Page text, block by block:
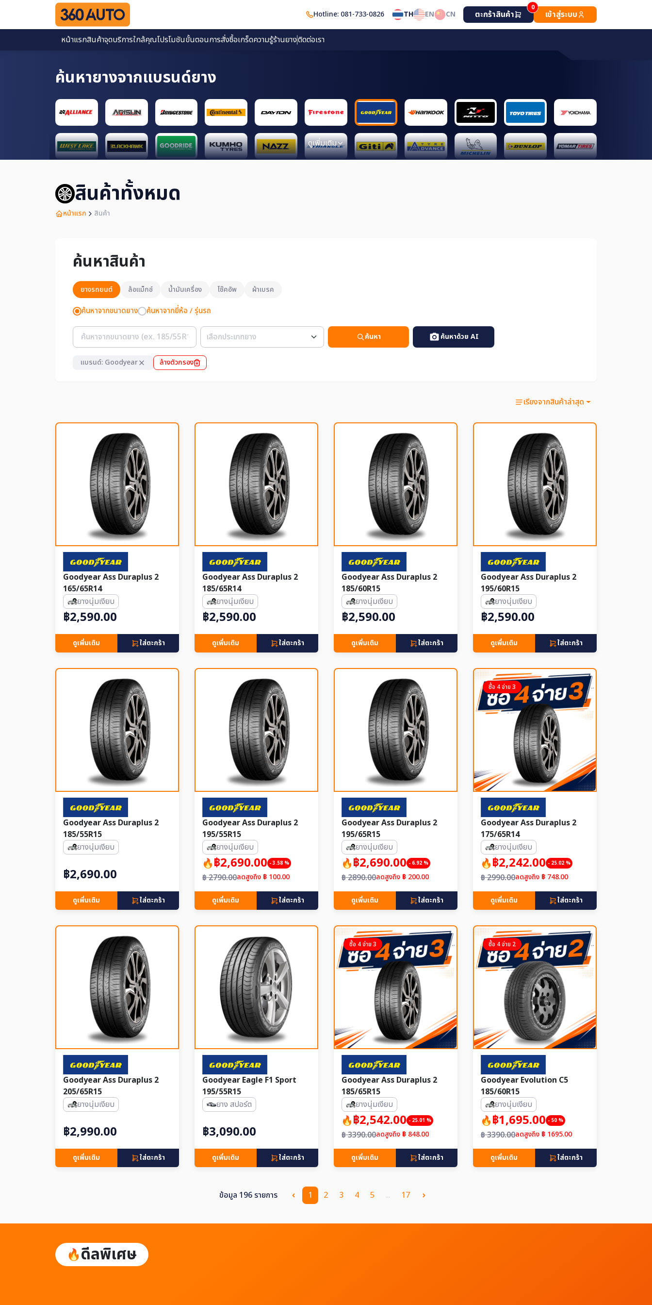
Hotline: 081-733-0826 TH EN CN ตะกร้าสินค้า
0
เข้าสู่ระบบ
หน้าแรกสินค้าจุดบริการใกล้คุณโปรโมชันขั้นตอนการสั่งซื้อเกร็ดความรู้ร้านยางติดต่อเรา
ค้นหายางจากแบรนด์ยาง
ดูเพิ่มเติม
สินค้าทั้งหมด
หน้าแรก สินค้า
ค้นหาสินค้า
ยางรถยนต์ ล้อแม็กซ์ น้ำมันเครื่อง โช๊คอัพ ผ้าเบรค
ค้นหาจากขนาดยาง ค้นหาจากยี่ห้อ / รุ่นรถ
ค้นหา ค้นหาด้วย AI
แบรนด์: Goodyear ล้างตัวกรอง
เรียงจากสินค้าล่าสุด
Goodyear Ass Duraplus 2
165/65R14
ยางนุ่มเงียบ
฿2,590.00
ดูเพิ่มเติม ใส่ตะกร้า
Goodyear Ass Duraplus 2
185/65R14
ยางนุ่มเงียบ
฿2,590.00
ดูเพิ่มเติม ใส่ตะกร้า
Goodyear Ass Duraplus 2
185/60R15
ยางนุ่มเงียบ
฿2,590.00
ดูเพิ่มเติม ใส่ตะกร้า
Goodyear Ass Duraplus 2
195/60R15
ยางนุ่มเงียบ
฿2,590.00
ดูเพิ่มเติม ใส่ตะกร้า
Goodyear Ass Duraplus 2
185/55R15
ยางนุ่มเงียบ
฿2,690.00
ดูเพิ่มเติม ใส่ตะกร้า
Goodyear Ass Duraplus 2
195/55R15
ยางนุ่มเงียบ
฿2,690.00 - 3.58 %
฿ 2790.00ลดสูงถึง ฿ 100.00
ดูเพิ่มเติม ใส่ตะกร้า
Goodyear Ass Duraplus 2
195/65R15
ยางนุ่มเงียบ
฿2,690.00 - 6.92 %
฿ 2890.00ลดสูงถึง ฿ 200.00
ดูเพิ่มเติม ใส่ตะกร้า
ซื้อ 4 จ่าย 3
Goodyear Ass Duraplus 2
175/65R14
ยางนุ่มเงียบ
฿2,242.00 - 25.02 %
฿ 2990.00ลดสูงถึง ฿ 748.00
ดูเพิ่มเติม ใส่ตะกร้า
Goodyear Ass Duraplus 2
205/65R15
ยางนุ่มเงียบ
฿2,990.00
ดูเพิ่มเติม ใส่ตะกร้า
Goodyear Eagle F1 Sport
195/55R15
ยาง สปอร์ต
฿3,090.00
ดูเพิ่มเติม ใส่ตะกร้า
ซื้อ 4 จ่าย 3
Goodyear Ass Duraplus 2
185/65R15
ยางนุ่มเงียบ
฿2,542.00 - 25.01 %
฿ 3390.00ลดสูงถึง ฿ 848.00
ดูเพิ่มเติม ใส่ตะกร้า
ซื้อ 4 จ่าย 2
Goodyear Evolution C5
185/60R15
ยางนุ่มเงียบ
฿1,695.00 - 50 %
฿ 3390.00ลดสูงถึง ฿ 1695.00
ดูเพิ่มเติม ใส่ตะกร้า
ข้อมูล 196 รายการ 1 2 3 4 5 ... 17
ดีลพิเศษ